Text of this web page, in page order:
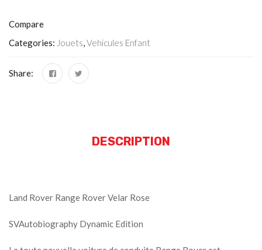
Compare
Categories: Jouets,Vehicules Enfant
Share:
DESCRIPTION
Land Rover Range Rover Velar Rose
SVAutobiography Dynamic Edition